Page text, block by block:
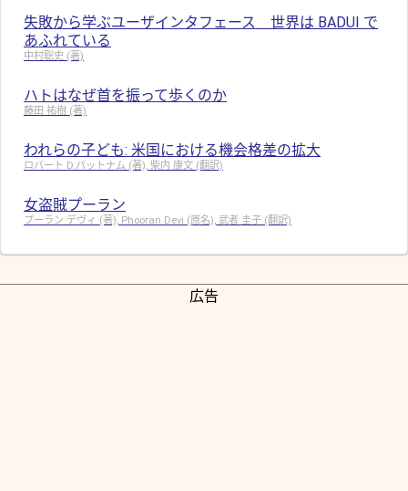
失敗から学ぶユーザインタフェース 世界は BADUI で
あふれている
中村聡史 (著)
ハトはなぜ首を振って歩くのか
藤田 祐樹 (著)
われらの子ども: 米国における機会格差の拡大
ロバート D.パットナム (著), 柴内 康文 (翻訳)
女盗賊プーラン
プーラン デヴィ (著), Phooran Devi (原名), 武者 圭子 (翻訳)
広告